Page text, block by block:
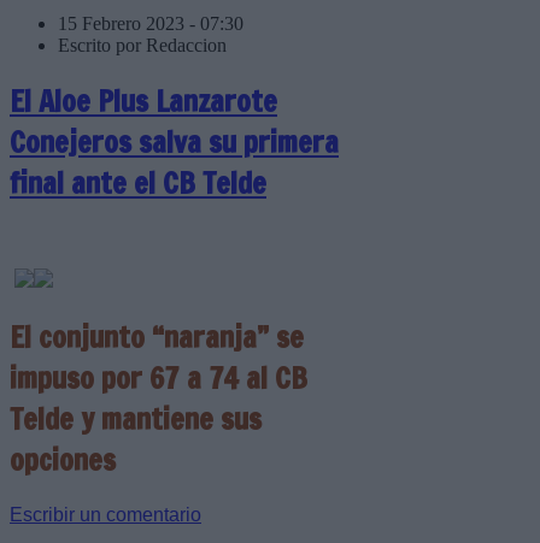
15 Febrero 2023 - 07:30
Escrito por Redaccion
El Aloe Plus Lanzarote
Conejeros salva su primera
final ante el CB Telde
El conjunto “naranja” se
impuso por 67 a 74 al CB
Telde y mantiene sus
opciones
Escribir un comentario